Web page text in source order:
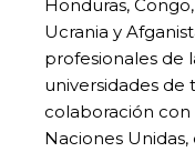
Honduras,
Ucrania y
profesionales de
universidades de
colaboración
Naciones